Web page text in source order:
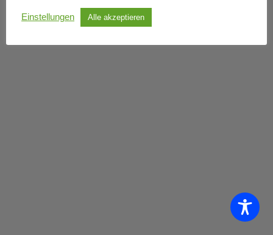
Einstellungen Alle akzeptieren